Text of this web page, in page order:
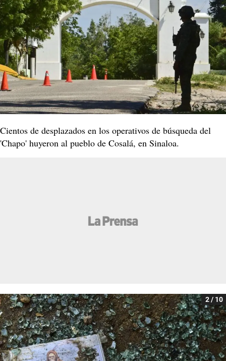
Cientos de desplazados en los operativos de búsqueda del
'Chapo' huyeron al pueblo de Cosalá, en Sinaloa.
2 / 10